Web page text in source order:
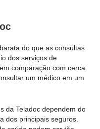
do que as consultas
dos serviços de
comparação com cerca
um médico em um
da Teladoc dependem do
dos principais seguros.